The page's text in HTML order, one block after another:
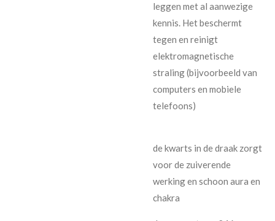
leggen met al aanwezige
kennis. Het beschermt
tegen en reinigt
elektromagnetische
straling (bijvoorbeeld van
computers en mobiele
telefoons)
de kwarts in de draak zorgt
voor de zuiverende
werking en schoon aura en
chakra